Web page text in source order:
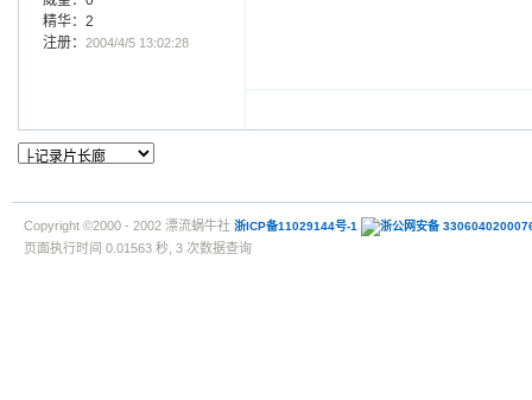
精华：2
注册： 2004/4/5 13:02:28
Copyright ©2000 - 2002 漂流蜗牛社 浙ICP备11029144号-1 浙公网安备
页面执行时间 0.01563 秒, 3 次数据查询